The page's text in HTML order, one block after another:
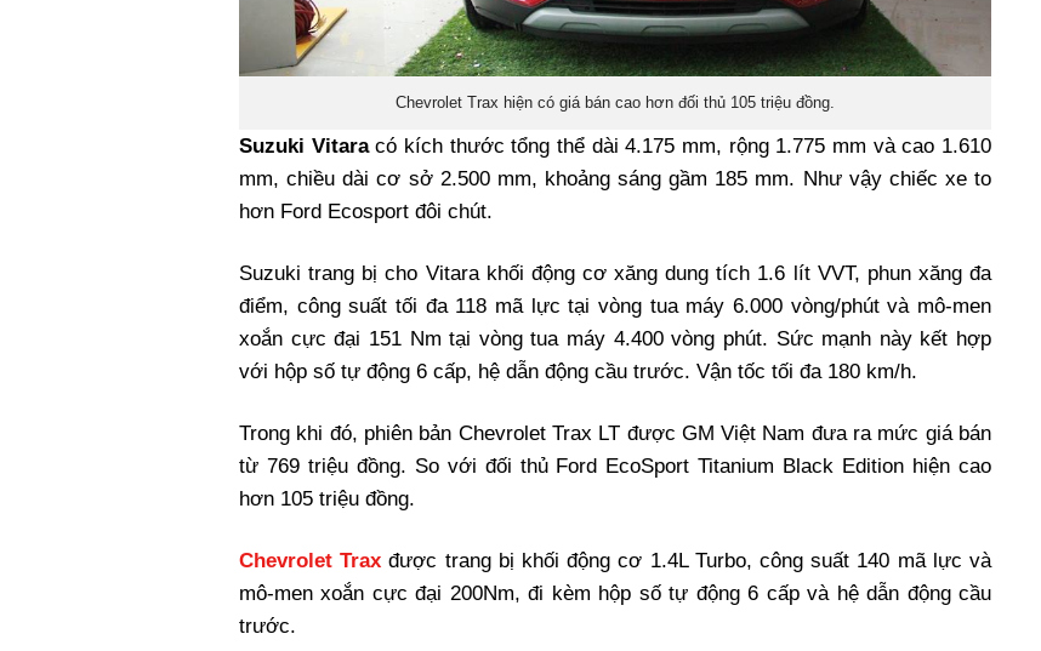
Chevrolet Trax hiện có giá bán cao hơn đối thủ 105 triệu đồng.
Suzuki Vitaracó kích thước tổng thể dài 4.175 mm, rộng 1.775 mm và cao 1.610
mm, chiều dài cơ sở 2.500 mm, khoảng sáng gầm 185 mm. Như vậy chiếc xe to
hơn Ford Ecosport đôi chút.
Suzuki trang bị cho Vitara khối động cơ xăng dung tích 1.6 lít VVT, phun xăng đa
điểm, công suất tối đa 118 mã lực tại vòng tua máy 6.000 vòng/phút và mô-men
xoắn cực đại 151 Nm tại vòng tua máy 4.400 vòng phút. Sức mạnh này kết hợp
với hộp số tự động 6 cấp, hệ dẫn động cầu trước. Vận tốc tối đa 180 km/h.
Trong khi đó, phiên bản Chevrolet Trax LT được GM Việt Nam đưa ra mức giá bán
từ 769 triệu đồng. So với đối thủ Ford EcoSport Titanium Black Edition hiện cao
hơn 105 triệu đồng.
Chevrolet Trax được trang bị khối động cơ 1.4L Turbo, công suất 140 mã lực và
mô-men xoắn cực đại 200Nm, đi kèm hộp số tự động 6 cấp và hệ dẫn động cầu
trước.